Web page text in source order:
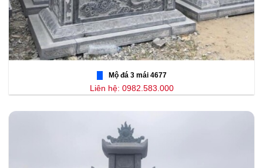
Mộ đá 3 mái 4677
Liên hệ: 0982.583.000